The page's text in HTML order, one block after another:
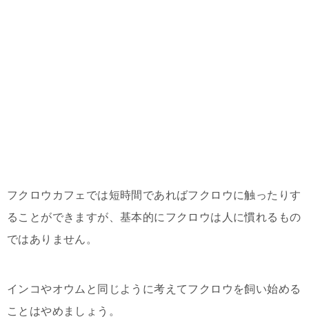
フクロウカフェでは短時間であればフクロウに触ったりす
ることができますが、基本的にフクロウは人に慣れるもの
ではありません。
インコやオウムと同じように考えてフクロウを飼い始める
ことはやめましょう。